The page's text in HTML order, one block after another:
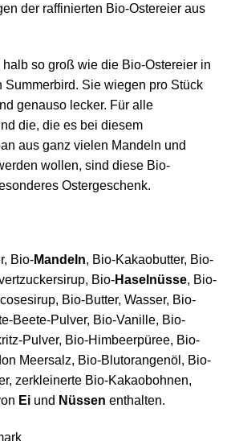
der raffinierten Bio-Ostereier aus
so groß wie die Bio-Ostereier in
Summerbird. Sie wiegen pro Stück
genauso lecker. Für alle
die, die es bei diesem
aus ganz vielen Mandeln und
wollen, sind diese Bio-
Ostergeschenk.
Bio-Mandeln, Bio-Kakaobutter, Bio-
Bio-Haselnüsse, Bio-
Bio-Butter, Wasser, Bio-
Beete-Pulver, Bio-Vanille, Bio-
Pulver, Bio-Himbeerpüree, Bio-
Meersalz, Bio-Blutorangenöl, Bio-
zerkleinerte Bio-Kakaobohnen,
Ei und Nüssen enthalten.